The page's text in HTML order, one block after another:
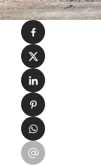
Condividi su
Condividi su X
Condividi su
Condividi su
Condividi su
Condividi su